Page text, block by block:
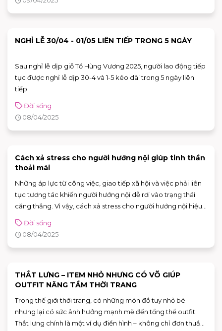
những địa điểm ưa thích của team yêu thích sự mạnh mẽ,
NGHỈ LỄ 30/04 - 01/05 LIÊN TIẾP TRONG 5 NGÀY
Sau nghỉ lễ dịp giỗ Tổ Hùng Vương 2025, người lao động tiếp
tục được nghỉ lễ dịp 30-4 và 1-5 kéo dài trong 5 ngày liên
tiếp.
Đời sống
08/04/2025
Cách xả stress cho người hướng nội giúp tinh thần
thoải mái
Những áp lực từ công việc, giao tiếp xã hội và việc phải liên
tục tương tác khiến người hướng nội dễ rơi vào trạng thái
căng thẳng. Vì vậy, cách xả stress cho người hướng nội hiệu
nhân như thiền, đọc sách, nghe nhạc, viết nhật ký hay chăm
sóc bản thân để lấy lại sự cân bằng nội tâm.
Đời sống
08/04/2025
THẮT LƯNG – ITEM NHỎ NHƯNG CÓ VÕ GIÚP
OUTFIT NÂNG TẦM THỜI TRANG
Trong thế giới thời trang, có những món đồ tuy nhỏ bé
nhưng lại có sức ảnh hưởng mạnh mẽ đến tổng thể outfit.
Thắt lưng chính là một ví dụ điển hình – không chỉ đơn thuần